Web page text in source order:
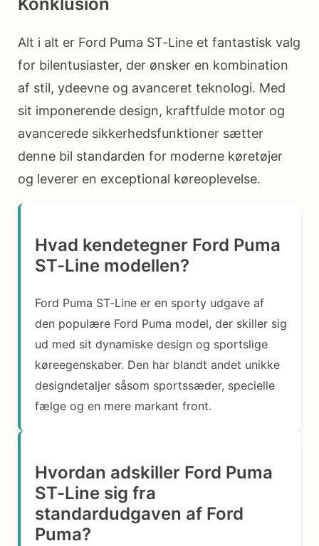
Konklusion
Alt i alt er Ford Puma ST-Line et fantastisk valg
for bilentusiaster, der ønsker en kombination
af stil, ydeevne og avanceret teknologi. Med
sit imponerende design, kraftfulde motor og
avancerede sikkerhedsfunktioner sætter
denne bil standarden for moderne køretøjer
og leverer en exceptional køreoplevelse.
Hvad kendetegner Ford Puma
ST-Line modellen?
Ford Puma ST-Line er en sporty udgave af
den populære Ford Puma model, der skiller sig
ud med sit dynamiske design og sportslige
køreegenskaber. Den har blandt andet unikke
designdetaljer såsom sportssæder, specielle
fælge og en mere markant front.
Hvordan adskiller Ford Puma
ST-Line sig fra
standardudgaven af Ford
Puma?